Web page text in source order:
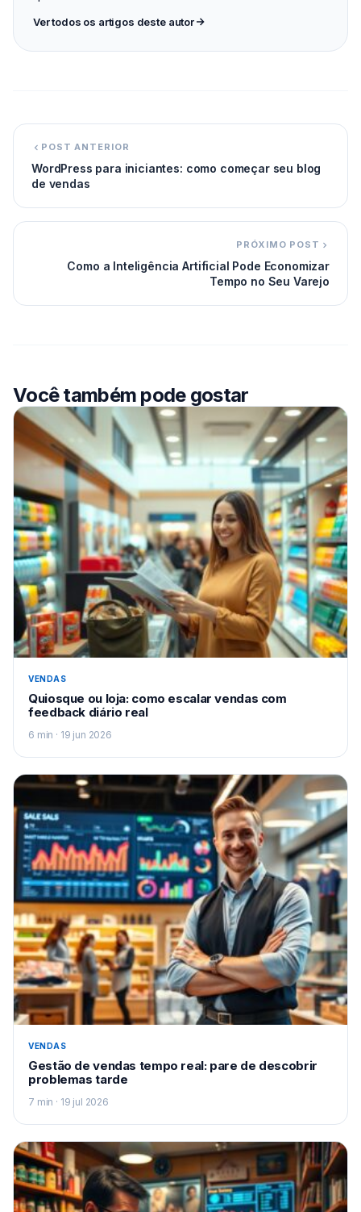
Ver todos os artigos deste autor
POST ANTERIOR
WordPress para iniciantes: como começar seu blog
de vendas
PRÓXIMO POST
Como a Inteligência Artificial Pode Economizar
Tempo no Seu Varejo
Você também pode gostar
VENDAS
Quiosque ou loja: como escalar vendas com
feedback diário real
6 min · 19 jun 2026
VENDAS
Gestão de vendas tempo real: pare de descobrir
problemas tarde
7 min · 19 jul 2026